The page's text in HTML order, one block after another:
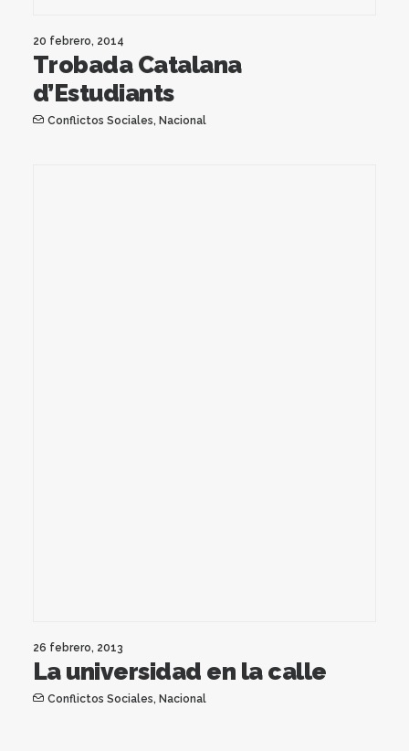
20 febrero, 2014
Trobada Catalana
d’Estudiants
Conflictos Sociales, Nacional
26 febrero, 2013
La universidad en la calle
Conflictos Sociales, Nacional